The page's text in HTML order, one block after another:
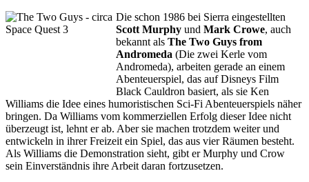
Die schon 1986 bei Sierra eingestellten
Scott Murphy und Mark Crowe, auch
bekannt als The Two Guys from
Andromeda (Die zwei Kerle vom
Andromeda), arbeiten gerade an einem
Abenteuerspiel, das auf Disneys Film
Black Cauldron basiert, als sie Ken
Williams die Idee eines humoristischen Sci-Fi Abenteuerspiels näher
bringen. Da Williams vom kommerziellen Erfolg dieser Idee nicht
überzeugt ist, lehnt er ab. Aber sie machen trotzdem weiter und
entwickeln in ihrer Freizeit ein Spiel, das aus vier Räumen besteht.
Als Williams die Demonstration sieht, gibt er Murphy und Crow
sein Einverständnis ihre Arbeit daran fortzusetzen.